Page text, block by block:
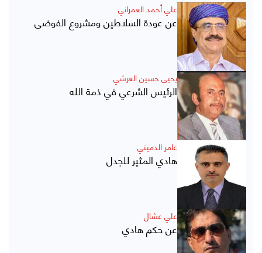
علي أحمد العمراني
عن عودة السلاطين ومشروع الفوضى
يحيى حسين العرشي
الرئيس الشرعي في ذمة الله
عامر الدميني
هادي المثير للجدل
علي عشال
عن حكم هادي